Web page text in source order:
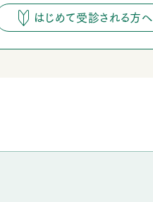
はじめて受診される方へ